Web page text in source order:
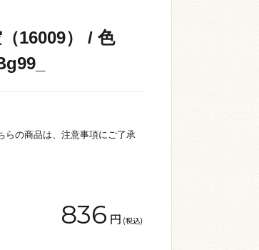
16009） / 色
商品は、注意事項にご了承
836 円 (税込)